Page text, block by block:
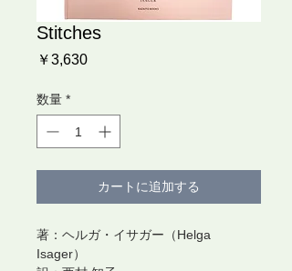
Stitches
￥3,630価
数量 *
カートに追加する
著：ヘルガ・イサガー（Helga
Isager）